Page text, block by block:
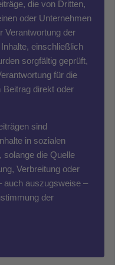
die von Dritten,
oder Unternehmen
Verantwortung der
einschließlich
sorgfältig geprüft,
für die
Beitrag direkt oder
sind
in sozialen
solange die Quelle
Verbreitung oder
auch auszugsweise –
der